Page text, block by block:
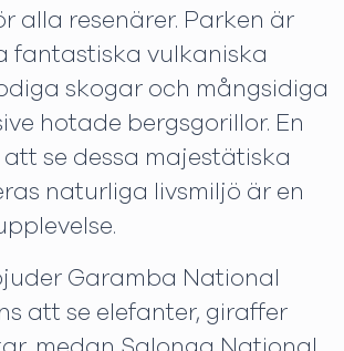
alla resenärer. Parken är
fantastiska vulkaniska
skogar och mångsidiga
hotade bergsgorillor. En
se dessa majestätiska
naturliga livsmiljö är en
Garamba National
att se elefanter, giraffer